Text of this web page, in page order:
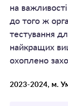
на
до того ж
тестування
найкращих
охоплено
2023-2024, м.